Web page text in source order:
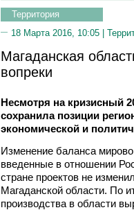
Территория
18 Марта 2016, 10:05 |
Магаданская
вопреки
Несмотря на кризисный
сохранила позиции
экономической и
Изменение баланса
введенные в отношении
стране проектов не
Магаданской области. По
производства в области